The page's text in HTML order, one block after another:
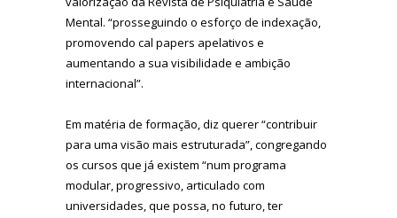
Mental. “prosseguindo o esforço de indexação,
promovendo cal papers apelativos e
aumentando a sua visibilidade e ambição
internacional”.
Em matéria de formação, diz querer “contribuir
para uma visão mais estruturada”, congregando
os cursos que já existem “num programa
modular, progressivo, articulado com
universidades, que possa, no futuro, ter